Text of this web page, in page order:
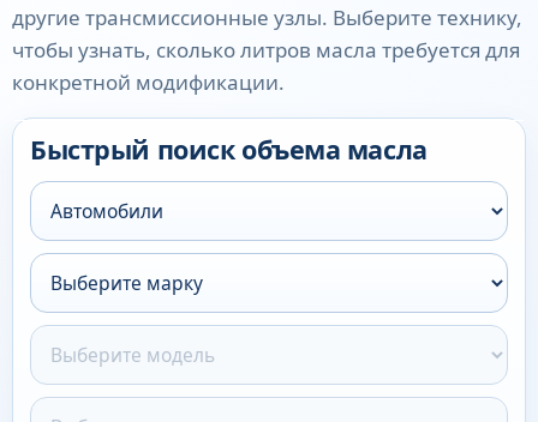
другие трансмиссионные узлы. Выберите технику,
чтобы узнать, сколько литров масла требуется для
конкретной модификации.
Быстрый поиск объема масла